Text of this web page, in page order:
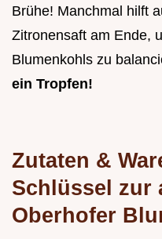
Brühe! Manchmal hilft
Zitronensaft am Ende,
Blumenkohls zu
ein Tropfen!
Zutaten &
Schlüssel zur
Oberhofer